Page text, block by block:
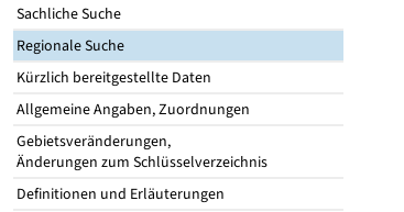
Sachliche Suche
Regionale Suche
Kürzlich bereitgestellte Daten
Allgemeine Angaben, Zuordnungen
Gebietsveränderungen,
Änderungen zum Schlüsselverzeichnis
Definitionen und Erläuterungen